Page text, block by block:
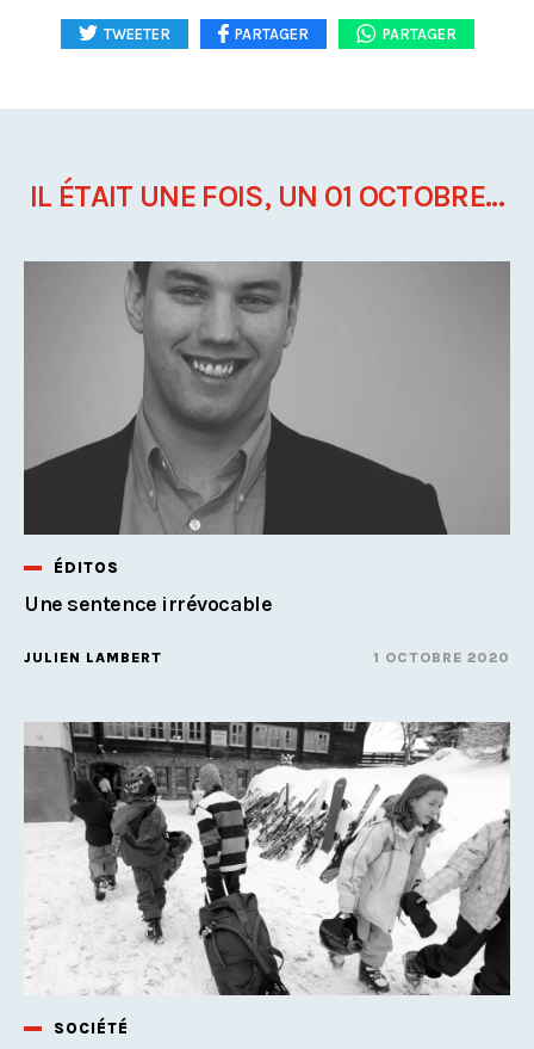
TWEETER PARTAGER PARTAGER
IL ÉTAIT UNE FOIS, UN 01 OCTOBRE...
ÉDITOS
Une sentence irrévocable
JULIEN LAMBERT 1 OCTOBRE 2020
SOCIÉTÉ